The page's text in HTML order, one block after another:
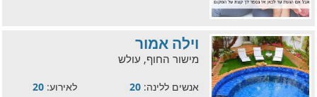
וילה אמור
מישור החוף, עולש
אנשים ללינה: 20 לאירוע: 20